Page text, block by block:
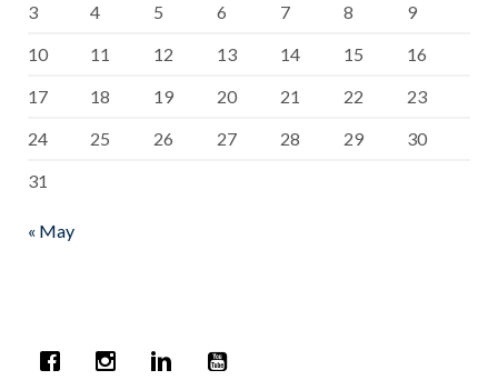
3
4 5 6 7 8
9
10
11 12 13 14 15
16
17
18 19 20 21 22
23
24
25 26 27 28 29
30
31
« May